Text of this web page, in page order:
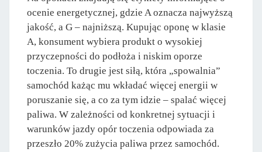
ocenie energetycznej, gdzie A oznacza najwyższą
jakość, a G – najniższą. Kupując oponę w klasie
A, konsument wybiera produkt o wysokiej
przyczepności do podłoża i niskim oporze
toczenia. To drugie jest siłą, która „spowalnia”
samochód każąc mu wkładać więcej energii w
poruszanie się, a co za tym idzie – spalać więcej
paliwa. W zależności od konkretnej sytuacji i
warunków jazdy opór toczenia odpowiada za
przeszło 20% zużycia paliwa przez samochód.